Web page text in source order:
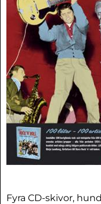
Fyra CD-skivor,